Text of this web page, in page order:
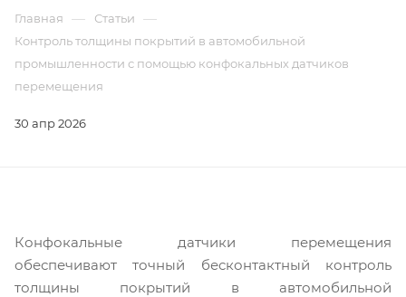
Главная — Статьи —
Контроль толщины покрытий в автомобильной
промышленности с помощью конфокальных датчиков
перемещения
30 апр 2026
Конфокальные датчики перемещения
обеспечивают точный бесконтактный контроль
толщины покрытий в автомобильной